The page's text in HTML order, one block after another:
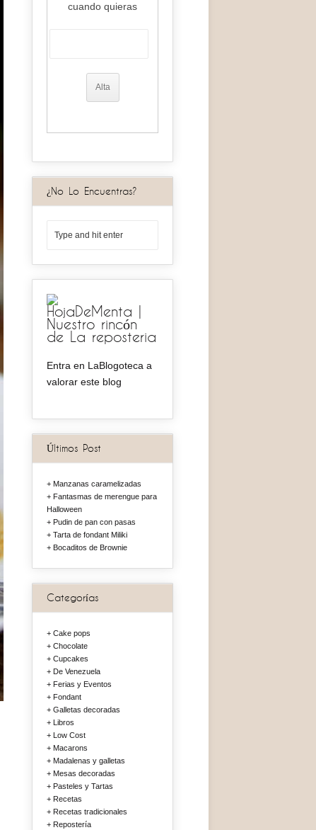
cuando quieras
¿No Lo Encuentras?
HojaDeMenta |
Nuestro rincón
de La reposteria
Entra en LaBlogoteca a
valorar este blog
Últimos Post
Manzanas caramelizadas
Fantasmas de merengue para
Halloween
Pudin de pan con pasas
Tarta de fondant Miliki
Bocaditos de Brownie
Categorías
Cake pops
Chocolate
Cupcakes
De Venezuela
Ferias y Eventos
Fondant
Galletas decoradas
Libros
Low Cost
Macarons
Madalenas y galletas
Mesas decoradas
Pasteles y Tartas
Recetas
Recetas tradicionales
Repostería